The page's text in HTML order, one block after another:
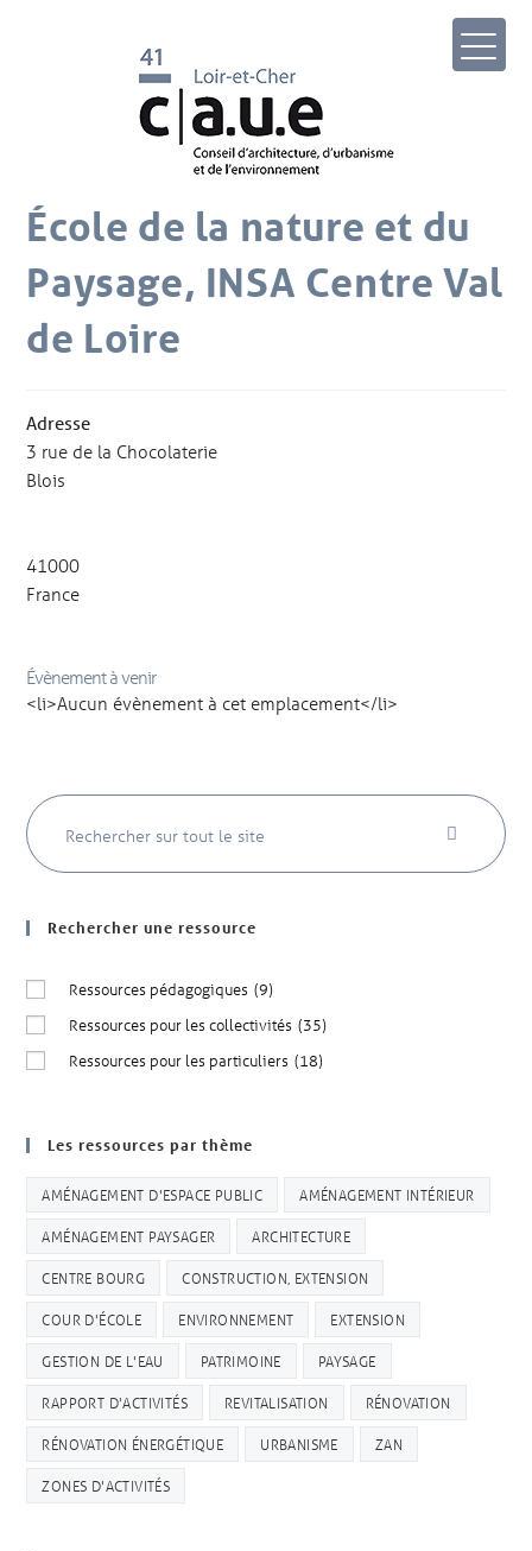
École de la nature et du
Paysage, INSA Centre Val
de Loire
Adresse
3 rue de la Chocolaterie
Blois
41000
France
Évènement à venir
<li>Aucun évènement à cet emplacement</li>
Rechercher une ressource
Ressources pédagogiques (9)
Ressources pour les collectivités (35)
Ressources pour les particuliers (18)
Les ressources par thème
AMÉNAGEMENT D'ESPACE PUBLIC AMÉNAGEMENT INTÉRIEUR
AMÉNAGEMENT PAYSAGER ARCHITECTURE
CENTRE BOURG CONSTRUCTION, EXTENSION
COUR D'ÉCOLE ENVIRONNEMENT EXTENSION
GESTION DE L'EAU PATRIMOINE PAYSAGE
RAPPORT D'ACTIVITÉS REVITALISATION RÉNOVATION
RÉNOVATION ÉNERGÉTIQUE URBANISME ZAN
ZONES D'ACTIVITÉS